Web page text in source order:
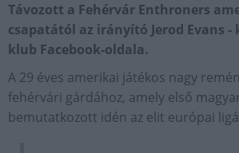
Távozott a Fehérvár Enthroners
csapatától az irányító Jerod Evans -
klub Facebook-oldala.
A 29 éves amerikai játékos nagy
fehérvári gárdához, amely első
bemutatkozott idén az elit európai